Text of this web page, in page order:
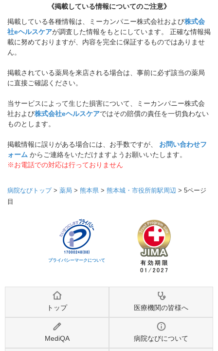
《掲載している情報についてのご注意》
掲載している各種情報は、ミーカンパニー株式会社および株式会
社eヘルスケアが調査した情報をもとにしています。 正確な情報掲
載に努めておりますが、内容を完全に保証するものではありませ
ん。
掲載されている薬局を来店される場合は、事前に必ず該当の薬局
に直接ご確認ください。
当サービスによって生じた損害について、ミーカンパニー株式会
社および株式会社eヘルスケアではその賠償の責任を一切負わない
ものとします。
掲載情報に誤りがある場合には、お手数ですが、 お問い合わせフ
ォーム からご連絡をいただけますようお願いいたします。
※お電話での対応は行っておりません
病院なびトップ> 薬局 > 熊本県 > 熊本城・市役所前駅周辺 > 5ページ
目
プライバシーマークについて
トップ 医療機関の皆様へ
MediQA 病院なびについて